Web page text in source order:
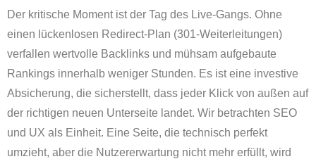
Der kritische Moment ist der Tag des Live-Gangs. Ohne
einen lückenlosen Redirect-Plan (301-Weiterleitungen)
verfallen wertvolle Backlinks und mühsam aufgebaute
Rankings innerhalb weniger Stunden. Es ist eine investive
Absicherung, die sicherstellt, dass jeder Klick von außen auf
der richtigen neuen Unterseite landet. Wir betrachten SEO
und UX als Einheit. Eine Seite, die technisch perfekt
umzieht, aber die Nutzererwartung nicht mehr erfüllt, wird